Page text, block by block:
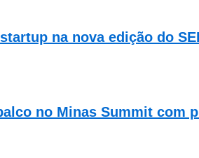
na nova edição do
no Minas Summit